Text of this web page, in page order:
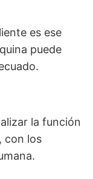
es ese
puede
la función
con los